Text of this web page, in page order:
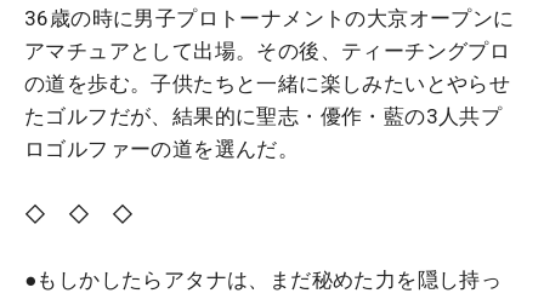
36歳の時に男子プロトーナメントの大京オープンに
アマチュアとして出場。その後、ティーチングプロ
の道を歩む。子供たちと一緒に楽しみたいとやらせ
たゴルフだが、結果的に聖志・優作・藍の3人共プ
ロゴルファーの道を選んだ。
◇ ◇ ◇
●もしかしたらアタナは、まだ秘めた力を隠し持っ